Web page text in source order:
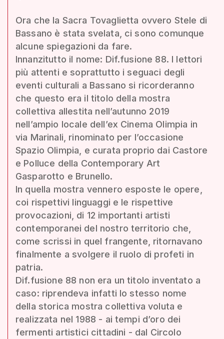
Ora che la Sacra Tovaglietta ovvero Stele di
Bassano è stata svelata, ci sono comunque
alcune spiegazioni da fare.
Innanzitutto il nome: Dif.fusione 88. I lettori
più attenti e soprattutto i seguaci degli
eventi culturali a Bassano si ricorderanno
che questo era il titolo della mostra
collettiva allestita nell’autunno 2019
nell’ampio locale dell’ex Cinema Olimpia in
via Marinali, rinominato per l’occasione
Spazio Olimpia, e curata proprio dai Castore
e Polluce della Contemporary Art
Gasparotto e Brunello.
In quella mostra vennero esposte le opere,
coi rispettivi linguaggi e le rispettive
provocazioni, di 12 importanti artisti
contemporanei del nostro territorio che,
come scrissi in quel frangente, ritornavano
finalmente a svolgere il ruolo di profeti in
patria.
Dif.fusione 88 non era un titolo inventato a
caso: riprendeva infatti lo stesso nome
della storica mostra collettiva voluta e
realizzata nel 1988 - ai tempi d’oro dei
fermenti artistici cittadini - dal Circolo